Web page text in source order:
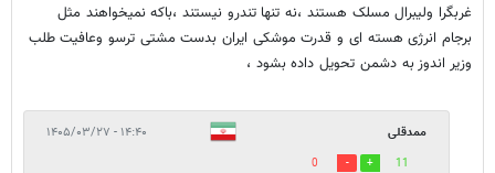
غربگرا ولیبرال مسلک هستند ،نه تنها تندرو نیستند ،باکه نمیخواهند مثل
برجام انرژی هسته ای و قدرت موشکی ایران بدست مشتی ترسو وعافیت طلب
وزیر اندوز به دشمن تحویل داده بشود ،
ممدقلی ۱۴:۴۰ - ۱۴۰۵/۰۳/۲۷
11
0